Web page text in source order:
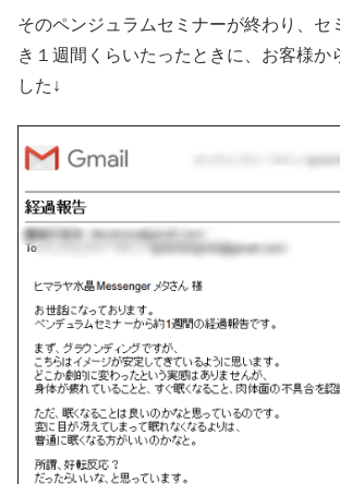
そのペンジュラムセミナーが終わり、セ
き１週間くらいたったときに、お客様か
した↓